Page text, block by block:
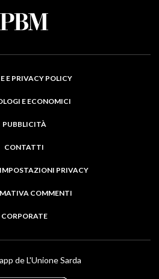
E PRIVACY POLICY
E ECONOMICI
PUBBLICITÀ
CONTATTI
PRIVACY
COMMENTI
CORPORATE
de L'Unione Sarda